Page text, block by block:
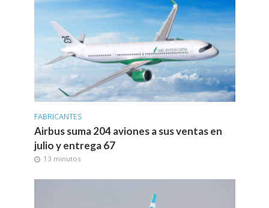
FABRICANTES
Airbus suma 204 aviones a sus ventas en
julio y entrega 67
13 minutos